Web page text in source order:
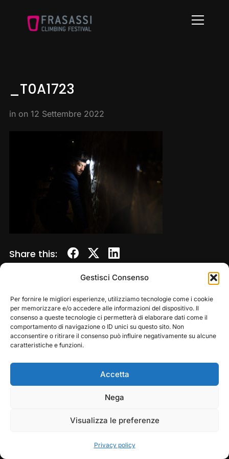
Gestisci Consenso
Per fornire le migliori esperienze, utilizziamo tecnologie come i cookie
per memorizzare e/o accedere alle informazioni del dispositivo. Il
consenso a queste tecnologie ci permetterà di elaborare dati come il
comportamento di navigazione o ID unici su questo sito. Non
acconsentire o ritirare il consenso può influire negativamente su alcune
caratteristiche e funzioni.
Accetta
Nega
Visualizza le preferenze
Privacy policy
Info
_T0A1723
in on 12 Settembre 2022
Share this:
Copyright © 2026 — Frasassi Climbing Festival. All
Rights Reserved